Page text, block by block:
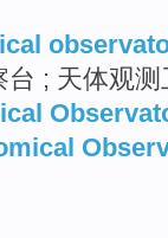
; 天体观测